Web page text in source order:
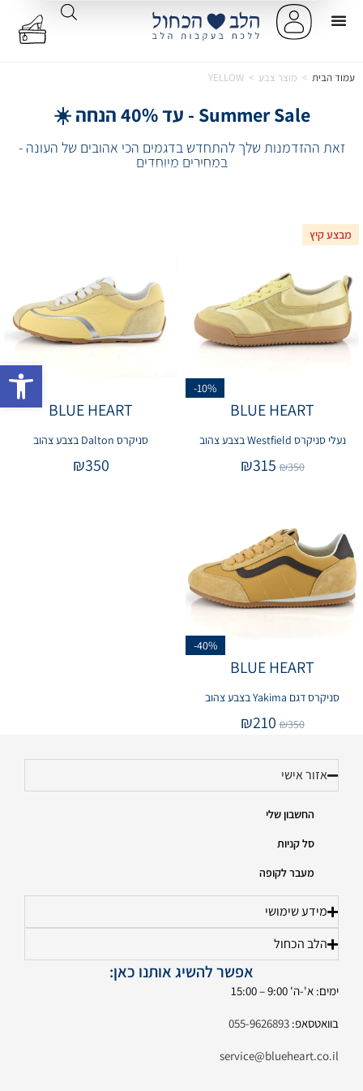
עמוד הבית > מוצר צבע >
YELLOW
Summer Sale - עד 40% הנחה ☀️
זאת ההזדמנות שלך להתחדש בדגמים הכי אהובים של העונה -
במחירים מיוחדים
מבצע קיץ
-10%
BLUE HEART
נעלי סניקרס Westfield בצבע צהוב
₪350
₪315
BLUE HEART
סניקרס Dalton בצבע צהוב
₪350
-40%
BLUE HEART
סניקרס דגם Yakima בצבע צהוב
₪350
₪210
אזור אישי
החשבון שלי
סל קניות
מעבר לקופה
מידע שימושי
הלב הכחול
אפשר להשיג אותנו כאן:
ימים: א'-ה' 9:00 – 15:00
בוואטסאפ: 055-9626893
service@blueheart.co.il